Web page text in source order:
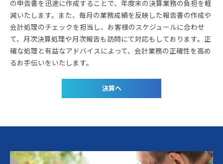
の申告書を迅速に作成することで、年度末の決算業務の負担を軽
減いたします。また、毎月の業務成績を反映した報告書の作成や
会計処理のチェックを担当し、お客様のスケジュールに合わせ
て、月次決算処理や月次報告も訪問にて対応もしております。正
確な処理と有益なアドバイスによって、会計業務の正確性を高め
るお手伝いをいたします。
決算へ